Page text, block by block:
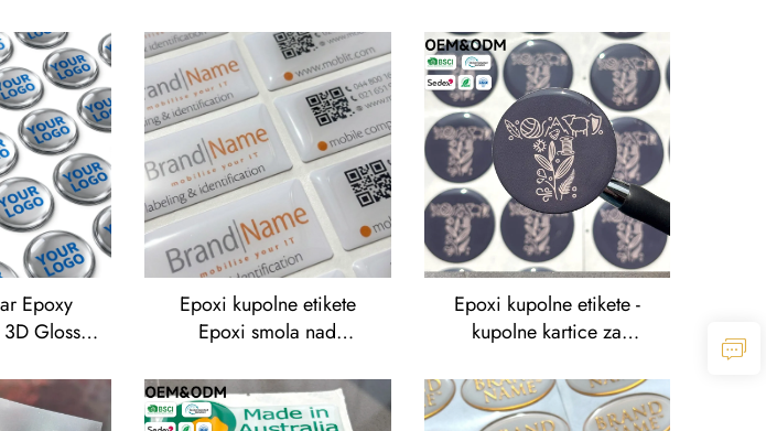
Base
Logo Label Free Sample
OEM
poliuretane smole kupulje
Auto logo sticker
Epoxy
Glossy
uzorak
Epoxi kupolne etikete
Epoxi smola nad
za poslovni IT brend
Epoxi kupolne etikete -
kupolne kartice za